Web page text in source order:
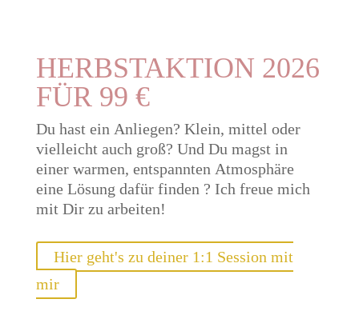
HERBSTAKTION 2026
FÜR 99 €
Du hast ein Anliegen? Klein, mittel oder
vielleicht auch groß? Und Du magst in
einer warmen, entspannten Atmosphäre
eine Lösung dafür finden ? Ich freue mich
mit Dir zu arbeiten!
Hier geht's zu deiner 1:1 Session mit
mir